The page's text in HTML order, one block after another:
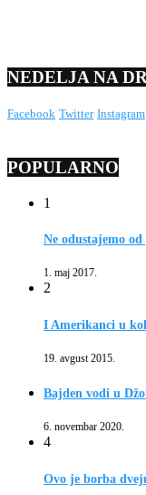
NEDELJA NA
Facebook Twitter Instagram
POPULARNO
1
Ne odustajemo
1. maj 2017.
2
I Amerikanci u
19. avgust 2015.
Bajden vodi u
6. novembar 2020.
4
Ovo je borba